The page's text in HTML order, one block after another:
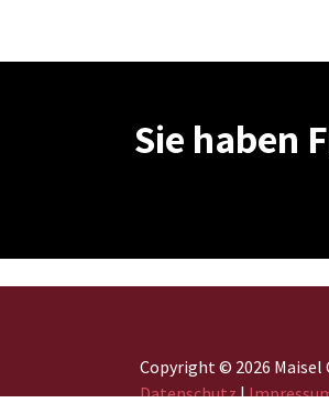
Sie haben
Copyright © 2026 Maisel
Datenschutz|